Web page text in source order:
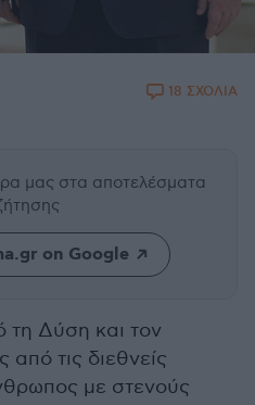
18 ΣΧΟΛΙΑ
μας στα αποτελέσματα
on Google
τη Δύση και τον
τις διεθνείς
με στενούς